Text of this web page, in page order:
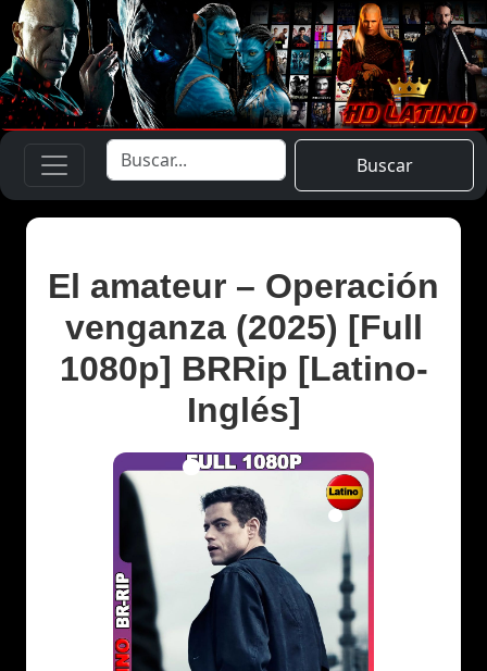
Buscar
El amateur – Operación
venganza (2025) [Full
1080p] BRRip [Latino-
Inglés]